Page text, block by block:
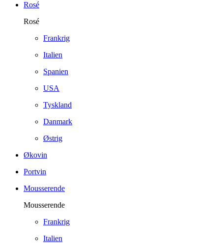
Rosé
Rosé
Frankrig
Italien
Spanien
USA
Tyskland
Danmark
Østrig
Økovin
Portvin
Mousserende
Mousserende
Frankrig
Italien